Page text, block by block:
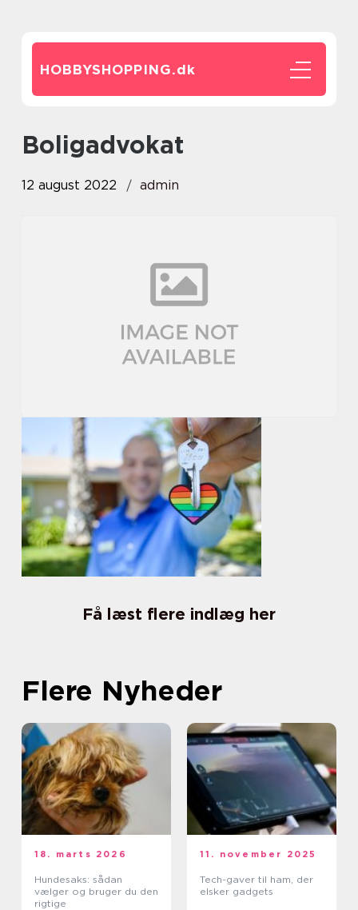
HOBBYSHOPPING.dk
Boligadvokat
12 august 2022 admin
Få læst flere indlæg her
Flere Nyheder
18. marts 2026
Hundesaks: sådan
vælger og bruger du den
rigtige
11. november 2025
Tech-gaver til ham, der
elsker gadgets